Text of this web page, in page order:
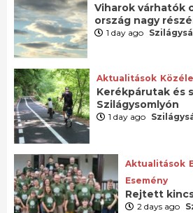
Viharok várhatók
ország nagy
1 day ago
Aktualitások
Kerékpárutak és
Szilágysomlyón
1 day ago
Aktualitások
Esemény
Rejtett
2 days ago